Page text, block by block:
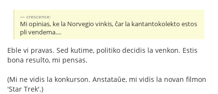
crescence:
Mi opinias, ke la Norvegio vinkis, ĉar la kantantokolekto estos
pli vendema....
Eble vi pravas. Sed kutime, politiko decidis la venkon. Estis
bona resulto, mi pensas.
(Mi ne vidis la konkurson. Anstataŭe, mi vidis la novan filmon
'Star Trek'.)